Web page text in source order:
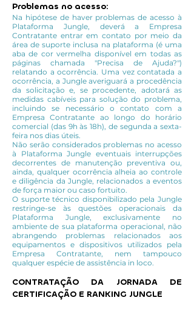
Problemas no acesso:
Na hipótese de haver problemas de acesso à
Plataforma Jungle, deverá a Empresa
Contratante entrar em contato por meio da
área de suporte inclusa na plataforma (é uma
aba de cor vermelha disponível em todas as
páginas chamada "Precisa de Ajuda?")
relatando a ocorrência. Uma vez contatada a
ocorrência, a Jungle averiguará a procedência
da solicitação e, se procedente, adotará as
medidas cabíveis para solução do problema,
incluindo se necessário o contato com a
Empresa Contratante ao longo do horário
comercial (das 9h às 18h), de segunda a sexta-
feira nos dias úteis.
Não serão considerados problemas no acesso
à Plataforma Jungle eventuais interrupções
decorrentes de manutenção preventiva ou,
ainda, qualquer ocorrência alheia ao controle
e diligência da Jungle, relacionados a eventos
de força maior ou caso fortuito.
O suporte técnico disponibilizado pela Jungle
restringe-se às questões operacionais da
Plataforma Jungle, exclusivamente no
ambiente de sua plataforma operacional, não
abrangendo problemas relacionados aos
equipamentos e dispositivos utilizados pela
Empresa Contratante, nem tampouco
qualquer espécie de assistência in loco.
CONTRATAÇÃO DA JORNADA DE
CERTIFICAÇÃO E RANKING JUNGLE